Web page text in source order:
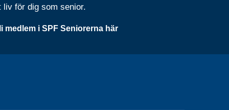
liv för dig som senior.
medlem i SPF Seniorerna här